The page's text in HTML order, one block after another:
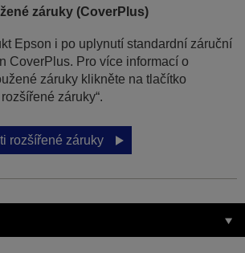
záruky (CoverPlus)
Epson i po uplynutí standardní záruční
CoverPlus. Pro více informací o
záruky klikněte na tlačítko
záruky“.
rozšířené záruky